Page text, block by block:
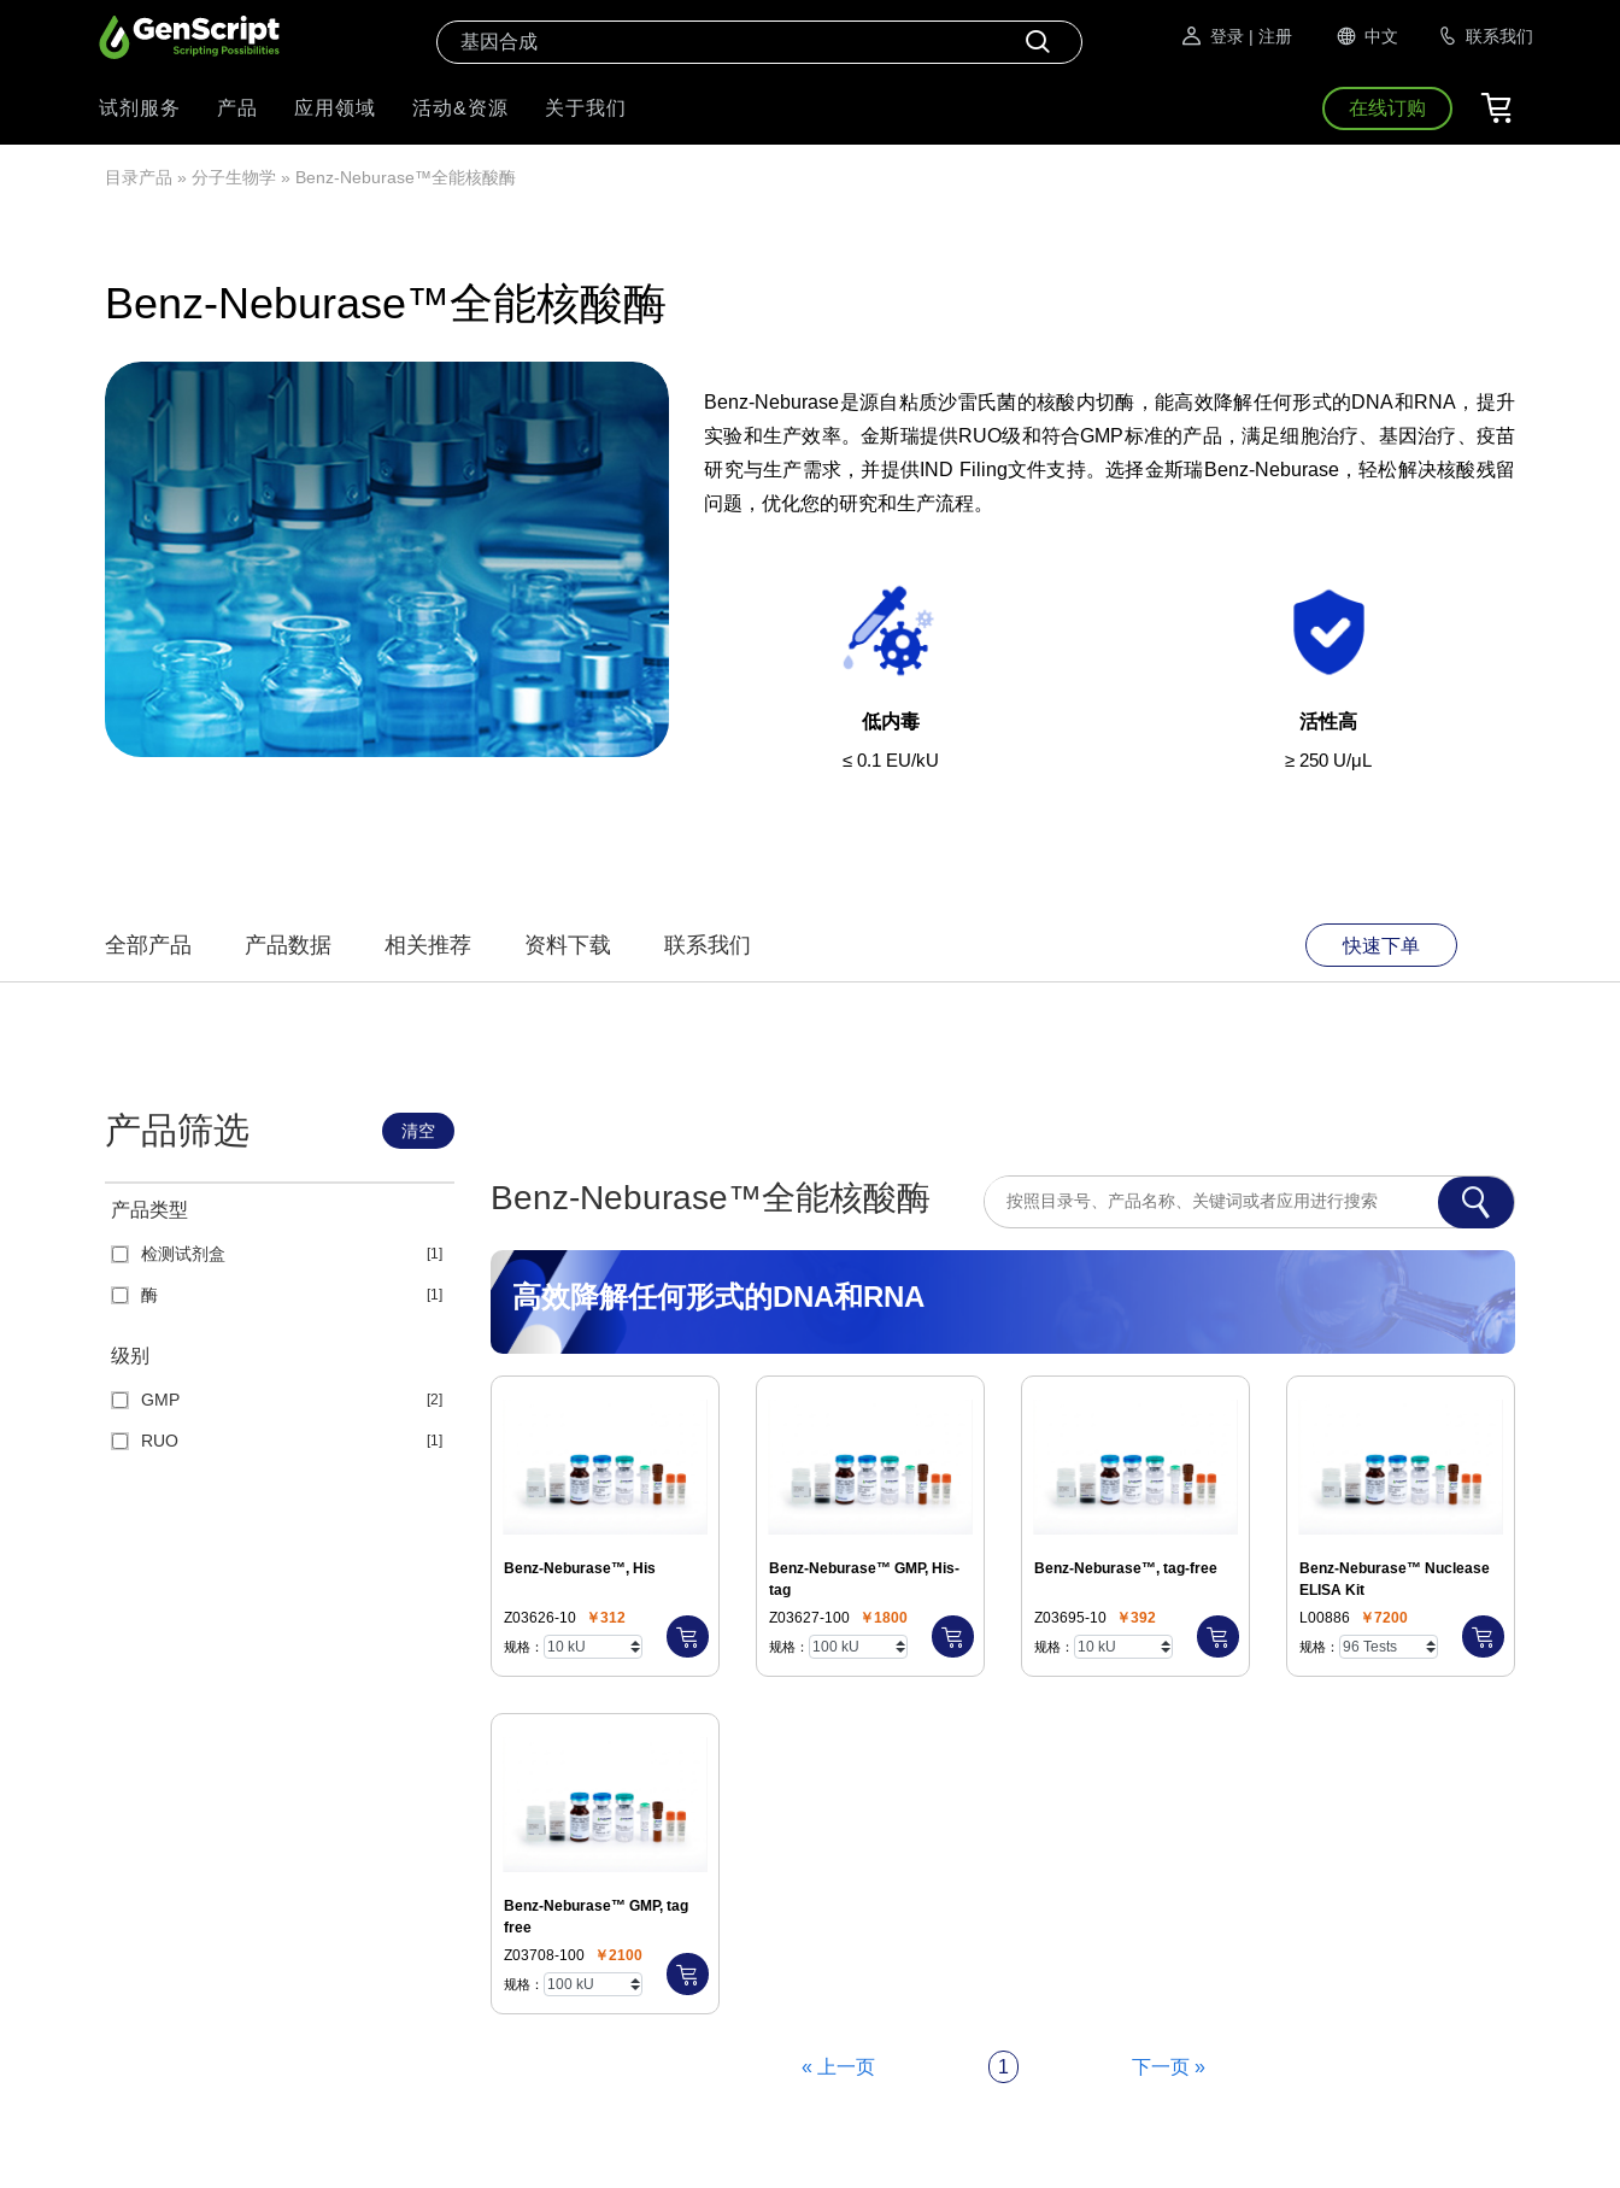
登录 | 注册 中文 联系我们
试剂服务 产品 应用领域 活动&资源 关于我们 在线订购
目录产品 » 分子生物学 » Benz-Neburase™全能核酸酶
Benz-Neburase™全能核酸酶
Benz-Neburase是源自粘质沙雷氏菌的核酸内切酶，能高效降解任何形式的DNA和RNA，提升
实验和生产效率。金斯瑞提供RUO级和符合GMP标准的产品，满足细胞治疗、基因治疗、疫苗
研究与生产需求，并提供IND Filing文件支持。选择金斯瑞Benz-Neburase，轻松解决核酸残留
问题，优化您的研究和生产流程。
低内毒
≤ 0.1 EU/kU
活性高
≥ 250 U/μL
全部产品 产品数据 相关推荐 资料下载 联系我们 快速下单
产品筛选 清空
产品类型
检测试剂盒 [1]
酶 [1]
级别
GMP [2]
RUO [1]
Benz-Neburase™全能核酸酶
高效降解任何形式的DNA和RNA
Benz-Neburase™, His
Z03626-10 ￥312
规格：
Benz-Neburase™ GMP, His-
tag
Z03627-100
￥1800
规格：
Benz-Neburase™, tag-free
Z03695-10 ￥392
规格：
Benz-Neburase™ Nuclease
ELISA Kit
L00886
￥7200
规格：
Benz-Neburase™ GMP, tag
free
Z03708-100
￥2100
规格：
« 上一页 1 下一页 »